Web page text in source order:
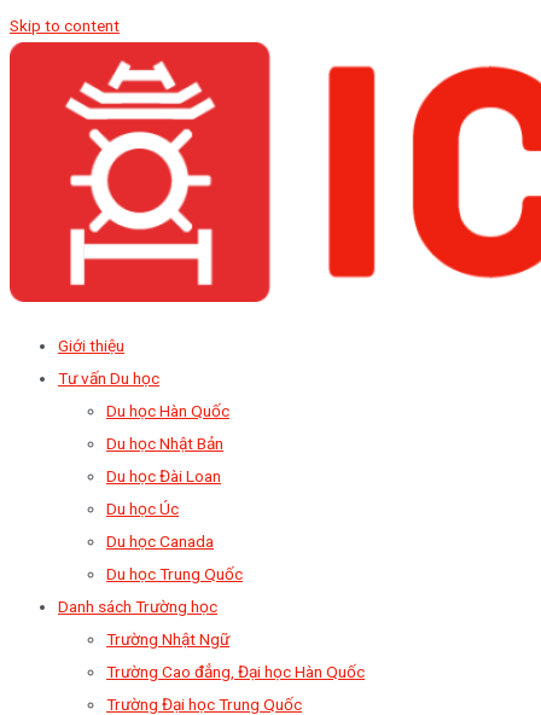
Skip to content
Giới thiệu
Tư vấn Du học
Du học Hàn Quốc
Du học Nhật Bản
Du học Đài Loan
Du học Úc
Du học Canada
Du học Trung Quốc
Danh sách Trường học
Trường Nhật Ngữ
Trường Cao đẳng, Đại học Hàn Quốc
Trường Đại học Trung Quốc